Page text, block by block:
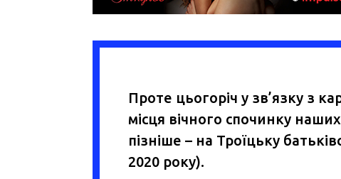
Проте цьогоріч у зв’язку з
місця вічного спочинку
пізніше – на Троїцьку
2020 року).